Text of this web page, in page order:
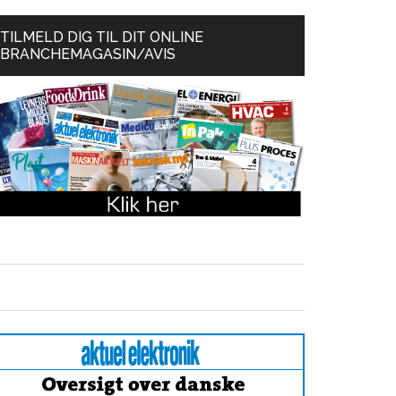
TILMELD DIG TIL DIT ONLINE
BRANCHEMAGASIN/AVIS